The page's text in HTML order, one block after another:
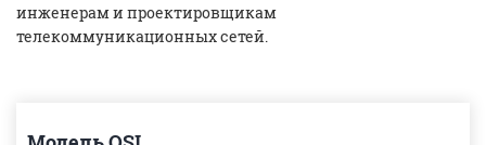
инженерам и проектировщикам
телекоммуникационных сетей.